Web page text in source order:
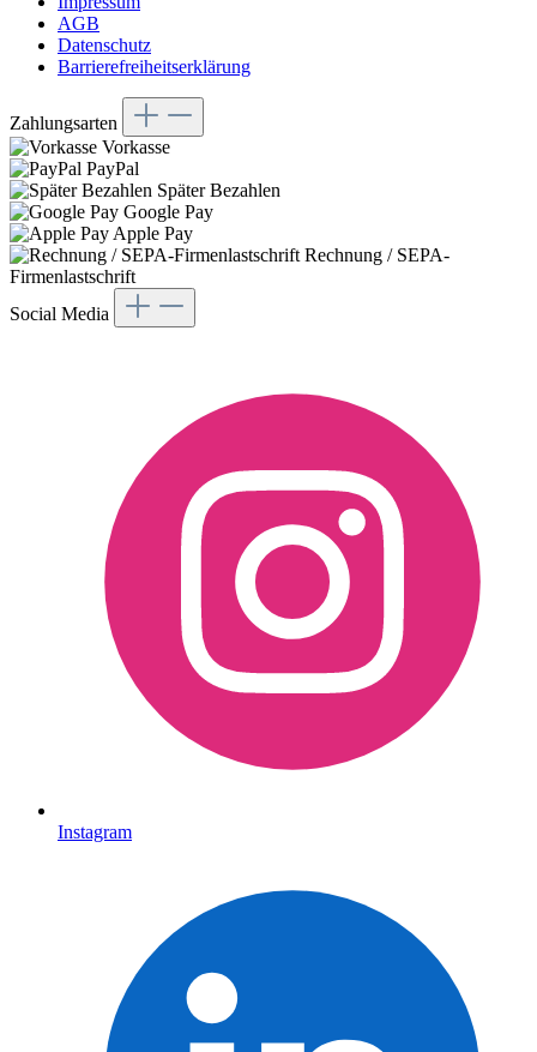
AGB
Datenschutz
Barrierefreiheitserklärung
Zahlungsarten
Vorkasse
PayPal
Später Bezahlen
Google Pay
Apple Pay
Rechnung / SEPA-
Firmenlastschrift
Social Media
Instagram